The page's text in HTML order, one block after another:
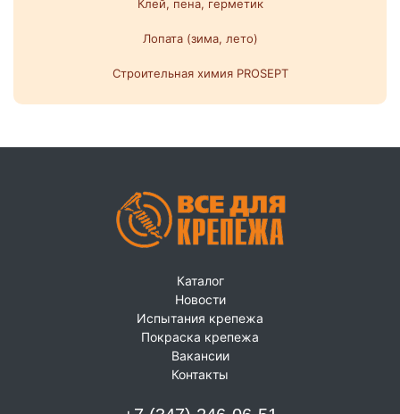
Клей, пена, герметик
Лопата (зима, лето)
Строительная химия PROSEPT
Каталог
Новости
Испытания крепежа
Покраска крепежа
Вакансии
Контакты